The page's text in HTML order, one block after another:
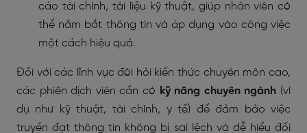
cáo tài chính, tài liệu kỹ thuật, giúp nhân viên có
thể nắm bắt thông tin và áp dụng vào công việc
một cách hiệu quả.
Đối với các lĩnh vực đòi hỏi kiến thức chuyên môn cao,
các phiên dịch viên cần có kỹ năng chuyên ngành (ví
dụ như kỹ thuật, tài chính, y tế) để đảm bảo việc
truyền đạt thông tin không bị sai lệch và dễ hiểu đối